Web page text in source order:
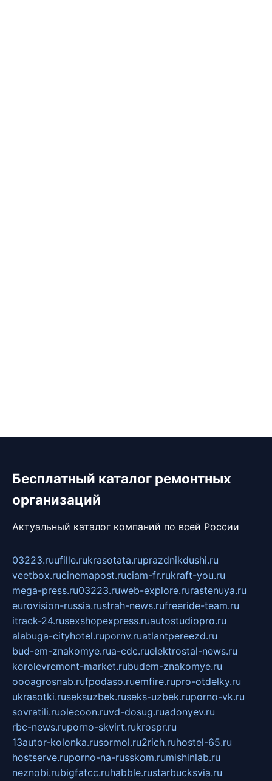
Бесплатный каталог ремонтных
организаций
Актуальный каталог компаний по всей России
03223.ruufille.rukrasotata.ruprazdnikdushi.ru
veetbox.rucinemapost.ruciam-fr.rukraft-you.ru
mega-press.ru03223.ruweb-explore.rurastenuya.ru
eurovision-russia.rustrah-news.rufreeride-team.ru
itrack-24.rusexshopexpress.ruautostudiopro.ru
alabuga-cityhotel.rupornv.ruatlantpereezd.ru
bud-em-znakomye.rua-cdc.ruelektrostal-news.ru
korolevremont-market.rubudem-znakomye.ru
oooagrosnab.rufpodaso.ruemfire.rupro-otdelky.ru
ukrasotki.ruseksuzbek.ruseks-uzbek.ruporno-vk.ru
sovratili.ruolecoon.ruvd-dosug.ruadonyev.ru
rbc-news.ruporno-skvirt.rukrospr.ru
13autor-kolonka.rusormol.ru2rich.ruhostel-65.ru
hostserve.ruporno-na-russkom.rumishinlab.ru
neznobi.rubigfatcc.ruhabble.rustarbucksvia.ru